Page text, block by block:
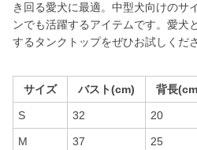
き回る愛犬に最適。中型犬向けのサ
ンでも活躍するアイテムです。愛犬
するタンクトップをぜひお試しくださ
サイズ バスト(cm) 背長
S 32 20
M 37 25